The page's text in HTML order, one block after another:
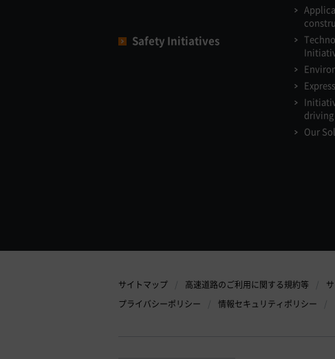
Safety Initiatives
driving
Our
サイトマップ 高速道路のご利用に関する規約等
プライバシーポリシー
情報セキュリティポリシー